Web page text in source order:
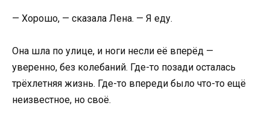
— Хорошо, — сказала Лена. — Я еду.
Она шла по улице, и ноги несли её вперёд —
уверенно, без колебаний. Где-то позади осталась
трёхлетняя жизнь. Где-то впереди было что-то ещё
неизвестное, но своё.